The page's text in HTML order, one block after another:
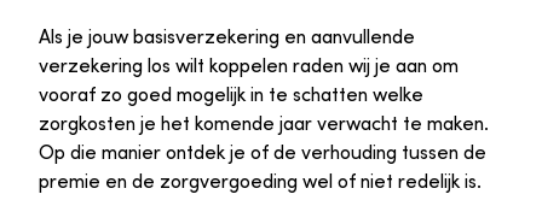
Als je jouw basisverzekering en aanvullende
verzekering los wilt koppelen raden wij je aan om
vooraf zo goed mogelijk in te schatten welke
zorgkosten je het komende jaar verwacht te maken.
Op die manier ontdek je of de verhouding tussen de
premie en de zorgvergoeding wel of niet redelijk is.